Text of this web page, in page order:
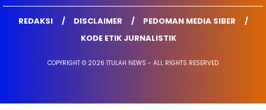
REDAKSI DISCLAIMER
PEDOMAN MEDIA SIBER
KODE ETIK JURNALISTIK
COPYRIGHT © 2026 1TULAH NEWS - ALL RIGHTS RESERVED